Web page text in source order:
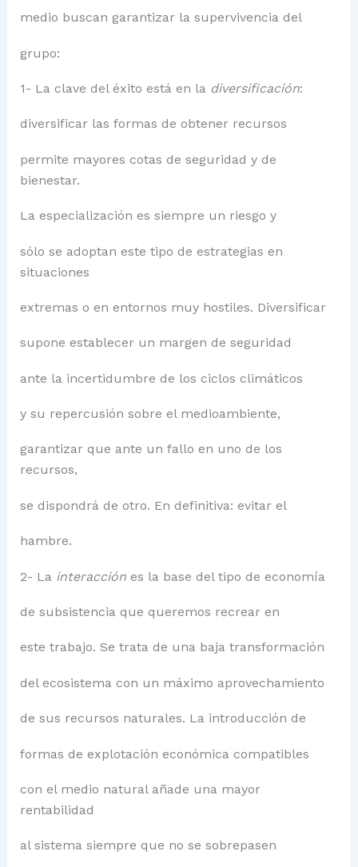
medio buscan garantizar la supervivencia del
grupo:
1- La clave del éxito está en la diversificación:
diversificar las formas de obtener recursos
permite mayores cotas de seguridad y de
bienestar.
La especialización es siempre un riesgo y
sólo se adoptan este tipo de estrategias en
situaciones
extremas o en entornos muy hostiles. Diversificar
supone establecer un margen de seguridad
ante la incertidumbre de los ciclos climáticos
y su repercusión sobre el medioambiente,
garantizar que ante un fallo en uno de los
recursos,
se dispondrá de otro. En definitiva: evitar el
hambre.
2- La interacción es la base del tipo de economía
de subsistencia que queremos recrear en
este trabajo. Se trata de una baja transformación
del ecosistema con un máximo aprovechamiento
de sus recursos naturales. La introducción de
formas de explotación económica compatibles
con el medio natural añade una mayor
rentabilidad
al sistema siempre que no se sobrepasen